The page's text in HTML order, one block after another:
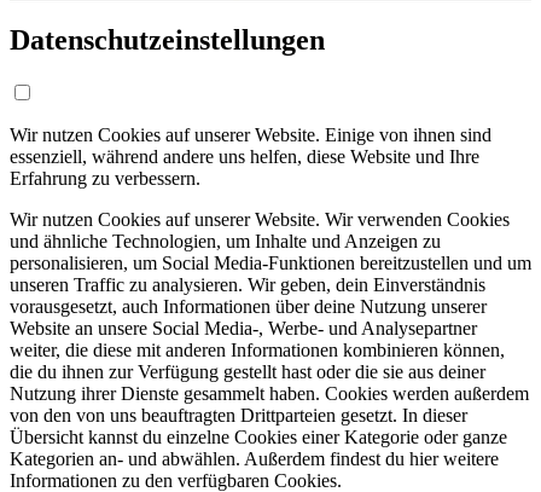
Datenschutzeinstellungen
Wir nutzen Cookies auf unserer Website. Einige von ihnen sind
essenziell, während andere uns helfen, diese Website und Ihre
Erfahrung zu verbessern.
Wir nutzen Cookies auf unserer Website. Wir verwenden Cookies
und ähnliche Technologien, um Inhalte und Anzeigen zu
personalisieren, um Social Media-Funktionen bereitzustellen und um
unseren Traffic zu analysieren. Wir geben, dein Einverständnis
vorausgesetzt, auch Informationen über deine Nutzung unserer
Website an unsere Social Media-, Werbe- und Analysepartner
weiter, die diese mit anderen Informationen kombinieren können,
die du ihnen zur Verfügung gestellt hast oder die sie aus deiner
Nutzung ihrer Dienste gesammelt haben. Cookies werden außerdem
von den von uns beauftragten Drittparteien gesetzt. In dieser
Übersicht kannst du einzelne Cookies einer Kategorie oder ganze
Kategorien an- und abwählen. Außerdem findest du hier weitere
Informationen zu den verfügbaren Cookies.